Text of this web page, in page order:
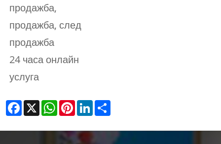
продажба,
продажба, след
продажба
24 часа онлайн
услуга
Facebook
X WhatsAppPinterestLinkedIn